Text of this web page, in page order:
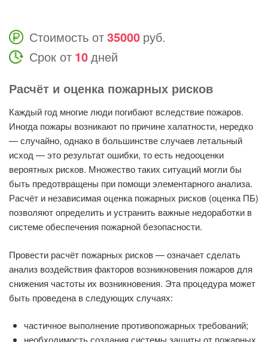
Стоимость от35000 руб.
Срок от 10дней
Расчёт и оценка пожарных рисков
Каждый год многие люди погибают вследствие пожаров.
Иногда пожары возникают по причине халатности, нередко
— случайно, однако в большинстве случаев летальный
исход — это результат ошибки, то есть недооценки
вероятных рисков. Множество таких ситуаций могли бы
быть предотвращены при помощи элементарного анализа.
Расчёт и независимая оценка пожарных рисков (оценка ПБ)
позволяют определить и устранить важные недоработки в
системе обеспечения пожарной безопасности.
Провести расчёт пожарных рисков — означает сделать
анализ воздействия факторов возникновения пожаров для
снижения частоты их возникновения. Эта процедура может
быть проведена в следующих случаях:
частичное выполнение противопожарных требований;
необходимость создания системы защиты от пожарных